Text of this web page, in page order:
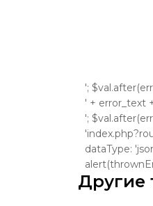
';
' + error_text
';
dataType:
Другие